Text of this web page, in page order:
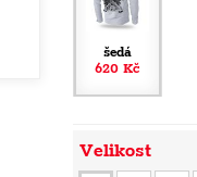
šedá
620 Kč
Velikost